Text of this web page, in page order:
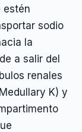
estén
sodio
la
a salir del
renales
K) y